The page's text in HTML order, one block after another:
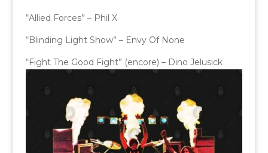
“Allied Forces” – Phil X
“Blinding Light Show” – Envy Of None
“Fight The Good Fight” (encore) – Dino Jelusick